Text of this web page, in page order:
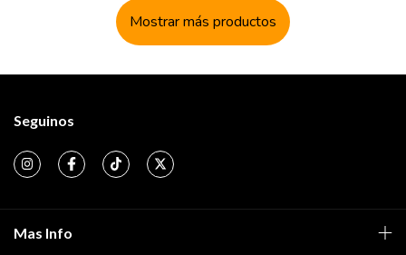
Mostrar más productos
Seguinos
Mas Info